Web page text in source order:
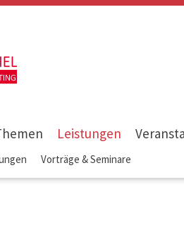
Leistungen
Vorträge & Seminare